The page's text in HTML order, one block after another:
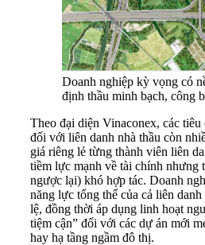
Doanh nghiệp kỳ vọng có
định thầu minh bạch, công
Theo đại diện Vinaconex, các
đối với liên danh nhà thầu còn
giá riêng lẻ từng thành viên liên
tiềm lực mạnh về tài chính nhưng
ngược lại) khó hợp tác. Doanh
năng lực tổng thể của cả liên
lệ, đồng thời áp dụng linh hoạt
tiệm cận” đối với các dự án mới
hay hạ tầng ngầm đô thị.